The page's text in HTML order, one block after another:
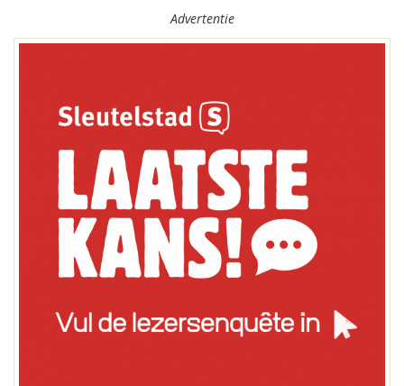
Advertentie